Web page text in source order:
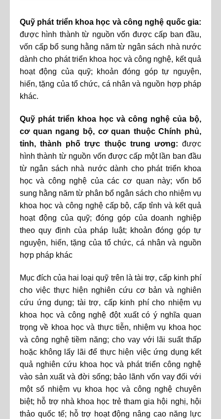
Quỹ phát triển khoa học và công nghệ quốc gia:
được hình thành từ nguồn vốn được cấp ban đầu,
vốn cấp bổ sung hằng năm từ ngân sách nhà nước
dành cho phát triển khoa học và công nghệ, kết quả
hoạt động của quỹ; khoản đóng góp tự nguyện,
hiến, tặng của tổ chức, cá nhân và nguồn hợp pháp
khác.
Quỹ phát triển khoa học và công nghệ của bộ,
cơ quan ngang bộ, cơ quan thuộc Chính phủ,
tỉnh, thành phố trực thuộc trung ương: được
hình thành từ nguồn vốn được cấp một lần ban đầu
từ ngân sách nhà nước dành cho phát triển khoa
học và công nghệ của các cơ quan này; vốn bổ
sung hằng năm từ phân bổ ngân sách cho nhiệm vụ
khoa học và công nghệ cấp bộ, cấp tỉnh và kết quả
hoạt động của quỹ; đóng góp của doanh nghiệp
theo quy định của pháp luật; khoản đóng góp tự
nguyện, hiến, tặng của tổ chức, cá nhân và nguồn
hợp pháp khác
Mục đích của hai loại quỹ trên là tài trợ, cấp kinh phí
cho việc thực hiện nghiên cứu cơ bản và nghiên
cứu ứng dụng; tài trợ, cấp kinh phí cho nhiệm vụ
khoa học và công nghệ đột xuất có ý nghĩa quan
trọng về khoa học và thực tiễn, nhiệm vụ khoa học
và công nghệ tiềm năng; cho vay với lãi suất thấp
hoặc không lấy lãi để thực hiện việc ứng dụng kết
quả nghiên cứu khoa học và phát triển công nghệ
vào sản xuất và đời sống; bảo lãnh vốn vay đối với
một số nhiệm vụ khoa học và công nghệ chuyên
biệt; hỗ trợ nhà khoa học trẻ tham gia hội nghị, hội
thảo quốc tế; hỗ trợ hoạt động nâng cao năng lực